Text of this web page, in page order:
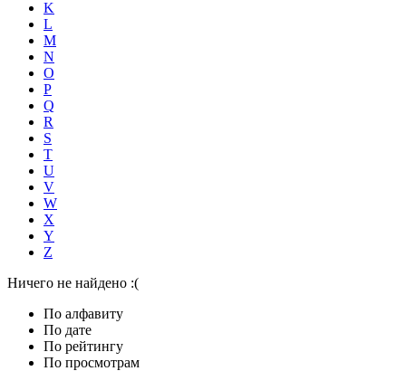
K
L
M
N
O
P
Q
R
S
T
U
V
W
X
Y
Z
Ничего не найдено :(
По алфавиту
По дате
По рейтингу
По просмотрам